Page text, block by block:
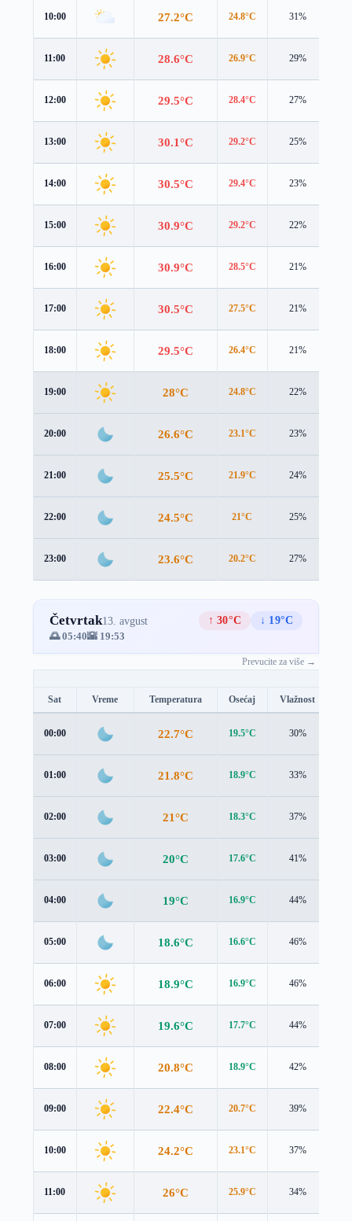
10:00 27.2°C 24.8°C 31%
11:00 28.6°C 26.9°C 29%
12:00 29.5°C 28.4°C 27%
13:00 30.1°C 29.2°C 25%
14:00 30.5°C 29.4°C 23%
15:00 30.9°C 29.2°C 22%
16:00 30.9°C 28.5°C 21%
17:00 30.5°C 27.5°C 21%
18:00 29.5°C 26.4°C 21%
19:00 28°C 24.8°C 22%
20:00 26.6°C 23.1°C 23%
21:00 25.5°C 21.9°C 24%
22:00 24.5°C 21°C 25%
23:00 23.6°C 20.2°C 27%
Četvrtak13. avgust ↑ 30°C
↓ 19°C
🌅 05:40🌇 19:53
Prevucite za više →
Sat Vreme Temperatura Osećaj Vlažnost
00:00 22.7°C 19.5°C 30%
01:00 21.8°C 18.9°C 33%
02:00 21°C 18.3°C 37%
03:00 20°C 17.6°C 41%
04:00 19°C 16.9°C 44%
05:00 18.6°C 16.6°C 46%
06:00 18.9°C 16.9°C 46%
07:00 19.6°C 17.7°C 44%
08:00 20.8°C 18.9°C 42%
09:00 22.4°C 20.7°C 39%
10:00 24.2°C 23.1°C 37%
11:00 26°C 25.9°C 34%